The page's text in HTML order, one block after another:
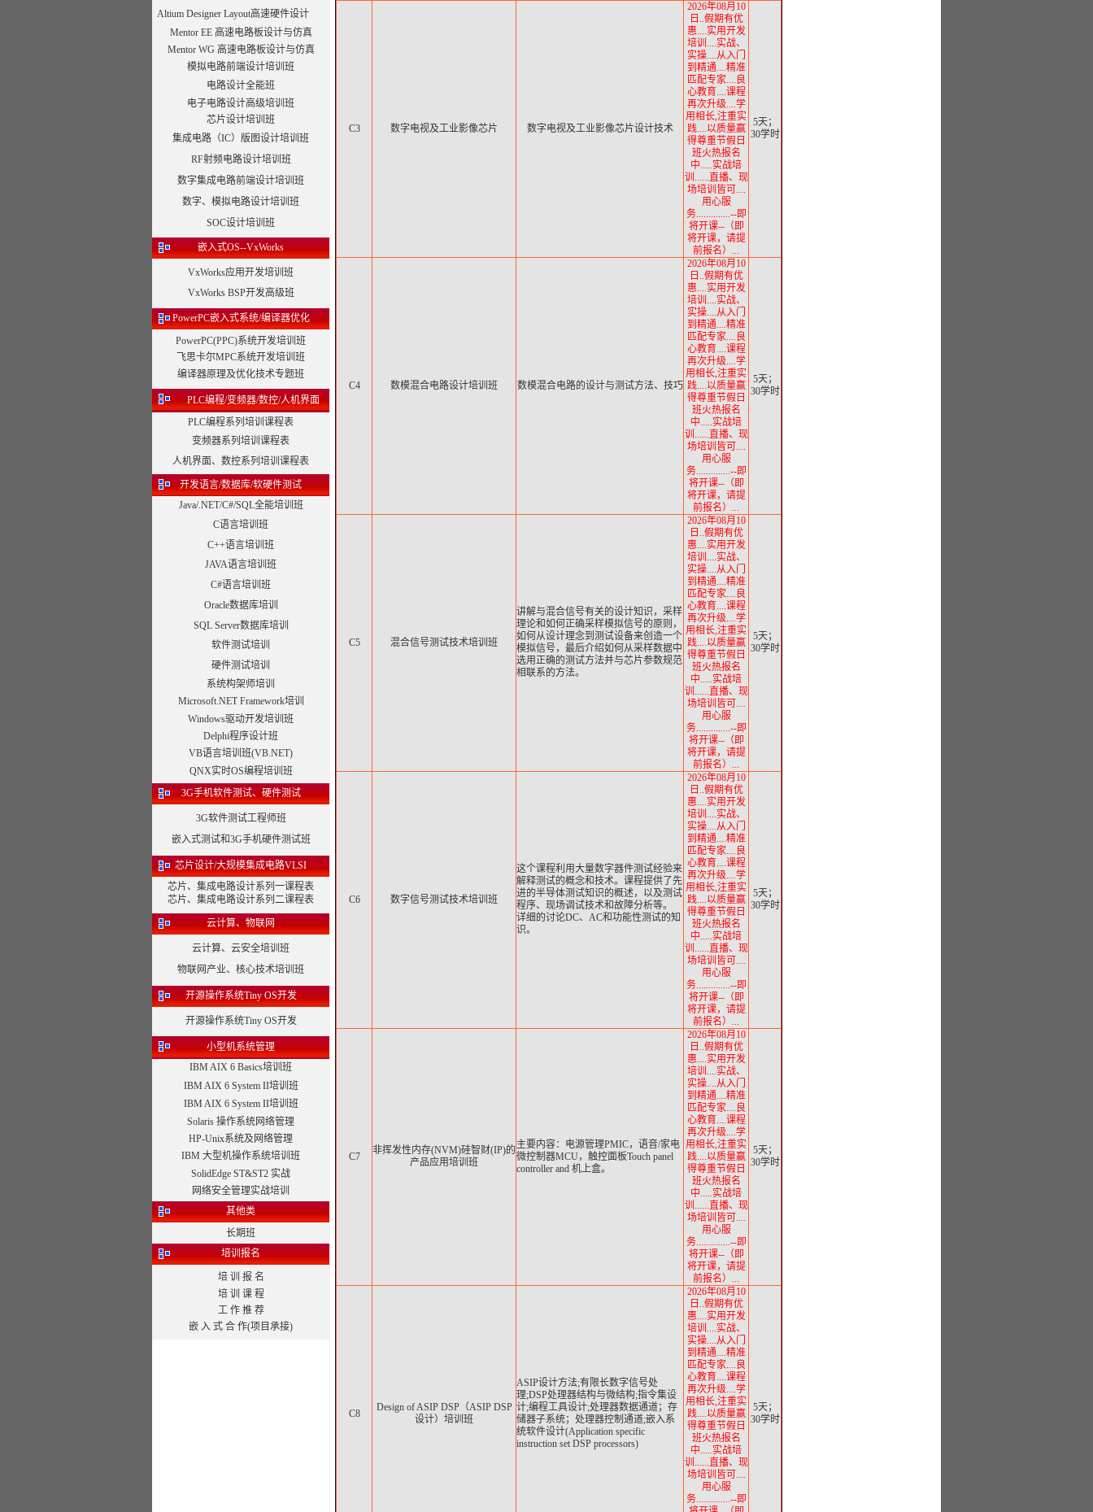
Altium Designer Layout高速硬件设计
Mentor EE 高速电路板设计与仿真
Mentor WG 高速电路板设计与仿真
模拟电路前端设计培训班
电路设计全能班
电子电路设计高级培训班
芯片设计培训班
集成电路（IC）版图设计培训班
RF射频电路设计培训班
数字集成电路前端设计培训班
数字、模拟电路设计培训班
SOC设计培训班
嵌入式OS--VxWorks
VxWorks应用开发培训班
VxWorks BSP开发高级班
PowerPC嵌入式系统/编译器优化
PowerPC(PPC)系统开发培训班
飞思卡尔MPC系统开发培训班
编译器原理及优化技术专题班
PLC编程/变频器/数控/人机界面
PLC编程系列培训课程表
变频器系列培训课程表
人机界面、数控系列培训课程表
开发语言/数据库/软硬件测试
Java/.NET/C#/SQL全能培训班
C语言培训班
C++语言培训班
JAVA语言培训班
C#语言培训班
Oracle数据库培训
SQL Server数据库培训
软件测试培训
硬件测试培训
系统构架师培训
Microsoft.NET Framework培训
Windows驱动开发培训班
Delphi程序设计班
VB语言培训班(VB.NET)
QNX实时OS编程培训班
3G手机软件测试、硬件测试
3G软件测试工程师班
嵌入式测试和3G手机硬件测试班
芯片设计/大规模集成电路VLSI
芯片、集成电路设计系列一课程表
芯片、集成电路设计系列二课程表
云计算、物联网
云计算、云安全培训班
物联网产业、核心技术培训班
开源操作系统Tiny OS开发
开源操作系统Tiny OS开发
小型机系统管理
IBM AIX 6 Basics培训班
IBM AIX 6 System II培训班
IBM AIX 6 System II培训班
Solaris 操作系统网络管理
HP-Unix系统及网络管理
IBM 大型机操作系统培训班
SolidEdge ST&ST2 实战
网络安全管理实战培训
其他类
长期班
培训报名
培 训 报 名
培 训 课 程
工 作 推 荐
嵌 入 式 合 作(项目承接)
C3 数字电视及工业影像芯片 数字电视及工业影像芯片设计技术
2026年08月10
日..假期有优
惠....实用开发
培训....实战、
实操....从入门
到精通....精准
匹配专家....良
心教育....课程
再次升级....学
用相长,注重实
践....以质量赢
得尊重节假日
班火热报名
中.....实战培
训......直播、现
场培训皆可....
用心服
务..............--即
将开课--（即
将开课，请提
前报名）...
5天；
30学时
C4 数模混合电路设计培训班 数模混合电路的设计与测试方法、技巧
2026年08月10
日..假期有优
惠....实用开发
培训....实战、
实操....从入门
到精通....精准
匹配专家....良
心教育....课程
再次升级....学
用相长,注重实
践....以质量赢
得尊重节假日
班火热报名
中.....实战培
训......直播、现
场培训皆可....
用心服
务..............--即
将开课--（即
将开课，请提
前报名）...
5天；
30学时
C5 混合信号测试技术培训班
讲解与混合信号有关的设计知识，采样
理论和如何正确采样模拟信号的原则，
如何从设计理念到测试设备来创造一个
模拟信号，最后介绍如何从采样数据中
选用正确的测试方法并与芯片参数规范
相联系的方法。
2026年08月10
日..假期有优
惠....实用开发
培训....实战、
实操....从入门
到精通....精准
匹配专家....良
心教育....课程
再次升级....学
用相长,注重实
践....以质量赢
得尊重节假日
班火热报名
中.....实战培
训......直播、现
场培训皆可....
用心服
务..............--即
将开课--（即
将开课，请提
前报名）...
5天；
30学时
C6 数字信号测试技术培训班
这个课程利用大量数字器件测试经验来
解释测试的概念和技术。课程提供了先
进的半导体测试知识的概述，以及测试
程序、现场调试技术和故障分析等。
详细的讨论DC、AC和功能性测试的知
识。
2026年08月10
日..假期有优
惠....实用开发
培训....实战、
实操....从入门
到精通....精准
匹配专家....良
心教育....课程
再次升级....学
用相长,注重实
践....以质量赢
得尊重节假日
班火热报名
中.....实战培
训......直播、现
场培训皆可....
用心服
务..............--即
将开课--（即
将开课，请提
前报名）...
5天；
30学时
C7
非挥发性内存(NVM)硅智财(IP)的
产品应用培训班
主要内容：电源管理PMIC，语音/家电
微控制器MCU，触控面板Touch panel
controller and 机上盒。
2026年08月10
日..假期有优
惠....实用开发
培训....实战、
实操....从入门
到精通....精准
匹配专家....良
心教育....课程
再次升级....学
用相长,注重实
践....以质量赢
得尊重节假日
班火热报名
中.....实战培
训......直播、现
场培训皆可....
用心服
务..............--即
将开课--（即
将开课，请提
前报名）...
5天；
30学时
C8
Design of ASIP DSP（ASIP DSP
设计）培训班
ASIP设计方法;有限长数字信号处
理;DSP处理器结构与微结构;指令集设
计;编程工具设计;处理器数据通道；存
储器子系统；处理器控制通道;嵌入系
统软件设计(Application specific
instruction set DSP processors)
2026年08月10
日..假期有优
惠....实用开发
培训....实战、
实操....从入门
到精通....精准
匹配专家....良
心教育....课程
再次升级....学
用相长,注重实
践....以质量赢
得尊重节假日
班火热报名
中.....实战培
训......直播、现
场培训皆可....
用心服
务..............--即
5天；
30学时